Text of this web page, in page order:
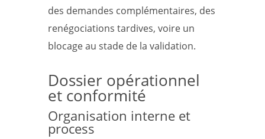
des demandes complémentaires, des
renégociations tardives, voire un
blocage au stade de la validation.
Dossier opérationnel
et conformité
Organisation interne et
process